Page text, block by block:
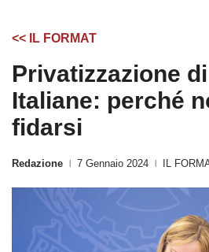
<< IL FORMAT
Privatizzazione
Italiane: perché
fidarsi
Redazione 7 Gennaio 2024 IL